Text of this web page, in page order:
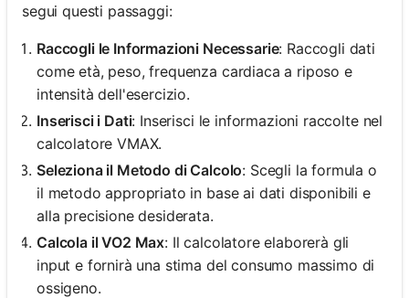
segui questi passaggi:
Raccogli le Informazioni Necessarie: Raccogli dati
come età, peso, frequenza cardiaca a riposo e
intensità dell'esercizio.
Inserisci i Dati: Inserisci le informazioni raccolte nel
calcolatore VMAX.
Seleziona il Metodo di Calcolo: Scegli la formula o
il metodo appropriato in base ai dati disponibili e
alla precisione desiderata.
Calcola il VO2 Max: Il calcolatore elaborerà gli
input e fornirà una stima del consumo massimo di
ossigeno.